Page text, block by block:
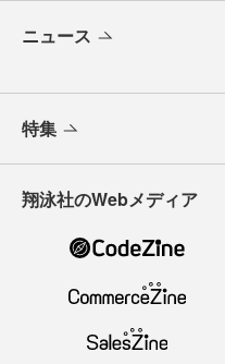
ニュース
特集
翔泳社のWebメディア